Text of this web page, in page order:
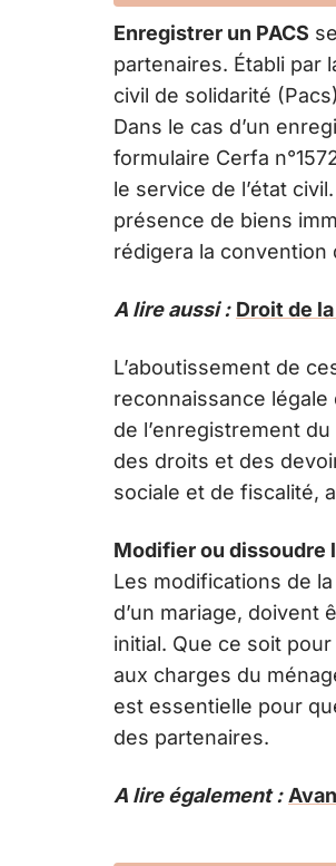
Enregistrer un PACS
partenaires. Établi par
civil de solidarité
Dans le cas d’un
formulaire Cerfa
le service de l’état
présence de biens
rédigera la
A lire aussi : Droit de
L’aboutissement de
reconnaissance
de l’enregistrement
des droits et des
sociale et de fiscalité,
Modifier ou dissoudre
Les modifications de
d’un mariage, doivent
initial. Que ce soit
aux charges du
est essentielle pour
des partenaires.
A lire également :